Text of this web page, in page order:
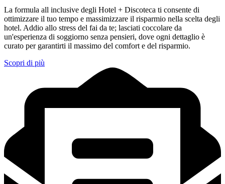
La formula all inclusive degli Hotel + Discoteca ti consente di
ottimizzare il tuo tempo e massimizzare il risparmio nella scelta degli
hotel. Addio allo stress del fai da te; lasciati coccolare da
un'esperienza di soggiorno senza pensieri, dove ogni dettaglio è
curato per garantirti il massimo del comfort e del risparmio.
Scopri di più